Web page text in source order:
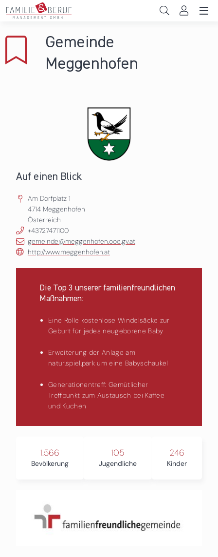
Direkt zum Inhalt
Gemeinden
Gemeinde
Meggenhofen
Auf einen Blick
Am Dorfplatz 1
4714 Meggenhofen
Österreich
+43727471100
gemeinde@meggenhofen.ooe.gv.at
http://www.meggenhofen.at
Die Top 3 unserer familienfreundlichen
Maßnahmen:
Eine Rolle kostenlose Windelsäcke zur
Geburt für jedes neugeborene Baby
Erweiterung der Anlage am
natur.spiel.park um eine Babyschaukel
Generationentreff: Gemütlicher
Treffpunkt zum Austausch bei Kaffee
und Kuchen
1.566
Bevölkerung
105
Jugendliche
246
Kinder